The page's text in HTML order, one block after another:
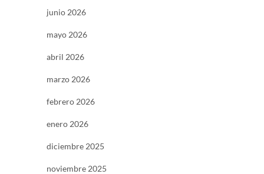
junio 2026
mayo 2026
abril 2026
marzo 2026
febrero 2026
enero 2026
diciembre 2025
noviembre 2025